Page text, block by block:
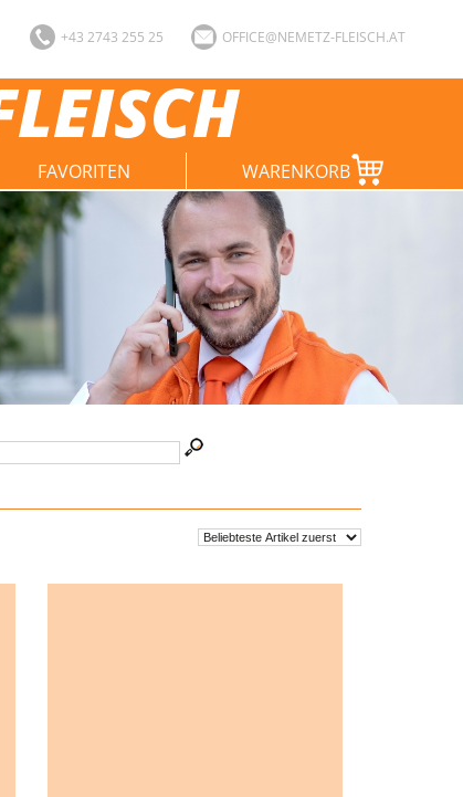
+43 2743 255 25 OFFICE@NEMETZ-FLEISCH.AT
FAVORITEN WARENKORB